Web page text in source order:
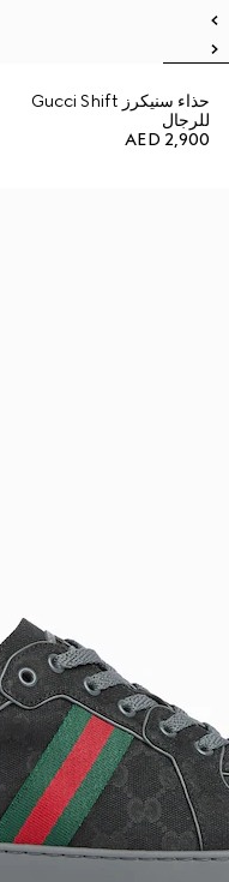
حذاء سنيكرز Gucci Shift
للرجال
AED 2,900